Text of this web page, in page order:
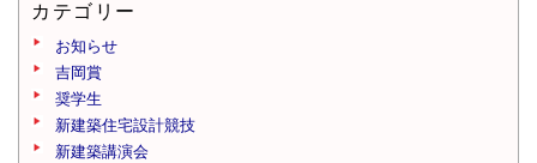
カテゴリー
お知らせ
吉岡賞
奨学生
新建築住宅設計競技
新建築講演会